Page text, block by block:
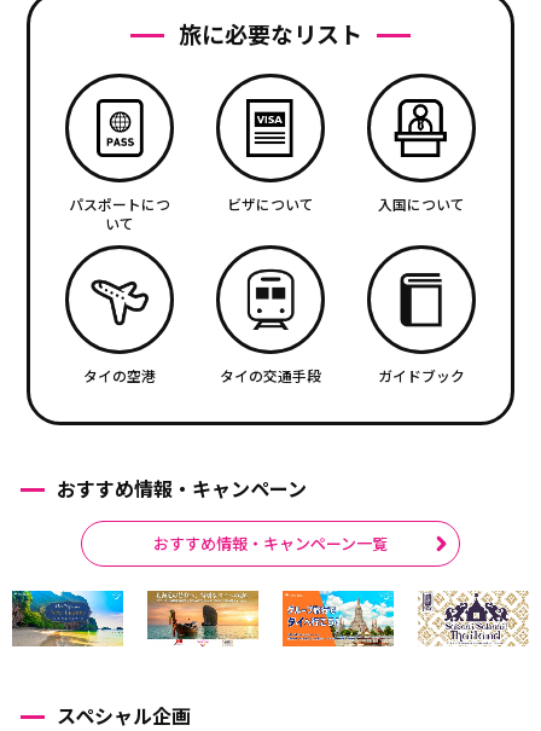
旅に必要なリスト
パスポートにつ
いて
ビザについて 入国について
タイの空港 タイの交通手段 ガイドブック
おすすめ情報・キャンペーン
おすすめ情報・キャンペーン一覧
スペシャル企画